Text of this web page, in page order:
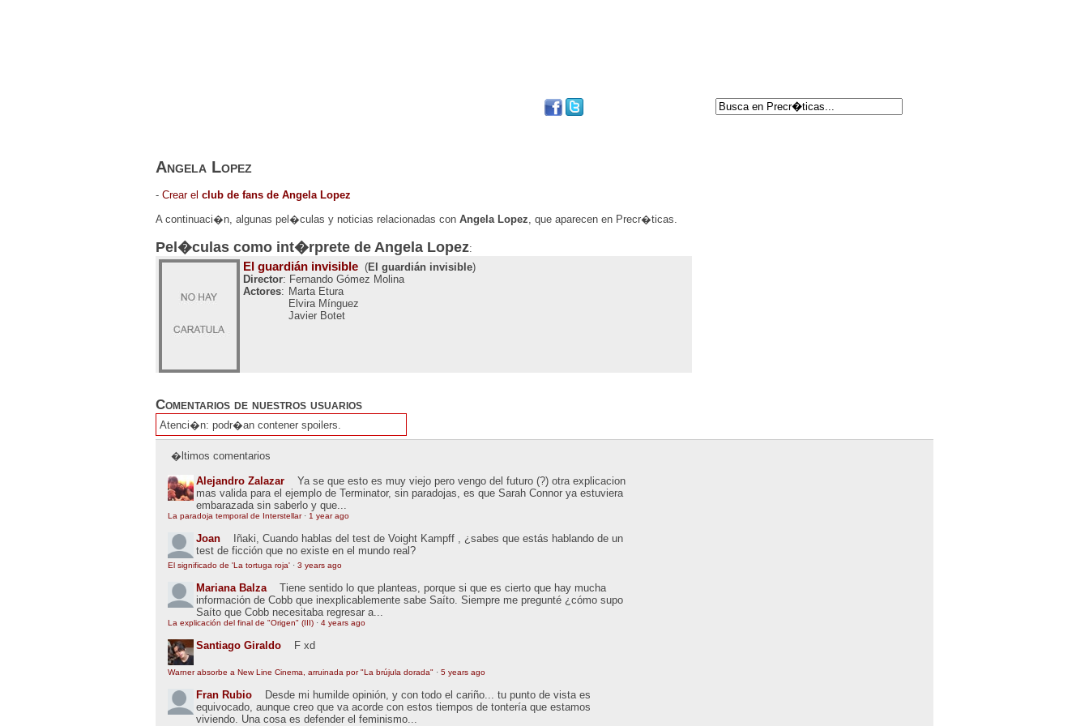
Angela Lopez
- Crear el club de fans de Angela Lopez
A continuaci�n, algunas pel�culas y noticias relacionadas con Angela Lopez , que aparecen en Precr�ticas.
Pel�culas como int�rprete de Angela Lopez:
El guardián invisible (El guardián invisible)
Director: Fernando Gómez Molina
Actores: Marta Etura
Elvira Mínguez
Javier Botet
Comentarios de nuestros usuarios
Atenci�n: podr�an contener spoilers.
�ltimos comentarios
Alejandro Zalazar
Ya se que esto es muy viejo pero vengo del futuro (?) otra explicacion
mas valida para el ejemplo de Terminator, sin paradojas, es que Sarah Connor ya estuviera
embarazada sin saberlo y que...
La paradoja temporal de Interstellar· 1 year ago
Joan
Iñaki, Cuando hablas del test de Voight Kampff , ¿sabes que estás hablando de un
test de ficción que no existe en el mundo real?
El significado de 'La tortuga roja' · 3 years ago
Mariana Balza
Tiene sentido lo que planteas, porque si que es cierto que hay mucha
información de Cobb que inexplicablemente sabe Saíto. Siempre me pregunté ¿cómo supo
Saíto que Cobb necesitaba regresar a...
La explicación del final de "Origen" (III) · 4 years ago
Santiago Giraldo F xd
Warner absorbe a New Line Cinema, arruinada por "La brújula dorada" · 5 years ago
Fran Rubio
Desde mi humilde opinión, y con todo el cariño... tu punto de vista es
equivocado, aunque creo que va acorde con estos tiempos de tontería que estamos
viviendo. Una cosa es defender el feminismo...